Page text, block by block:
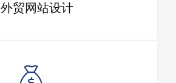
外贸网站设计